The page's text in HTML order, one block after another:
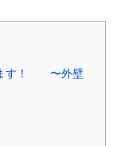
ます！ 〜外壁